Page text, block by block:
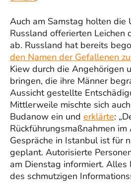
Auch am Samstag holten die
Russland offerierten Leichen
ab. Russland hat bereits
den Namen der Gefallenen
Kiew durch die Angehörigen
bringen, die ihre Männer
Aussicht gestellte
Mittlerweile mischte sich
Budanow ein und erklärte:
Rückführungsmaßnahmen im
Gespräche in Istanbul ist für
geplant. Autorisierte
am Dienstag informiert. Alles
des schmutzigen